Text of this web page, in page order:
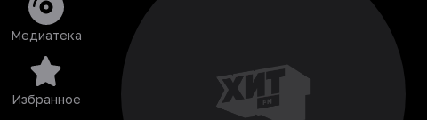
Медиатека
Избранное